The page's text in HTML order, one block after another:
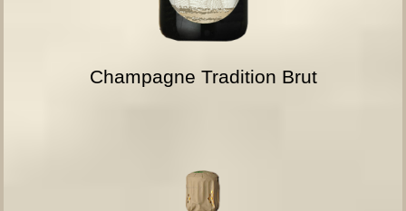
Champagne Tradition Brut